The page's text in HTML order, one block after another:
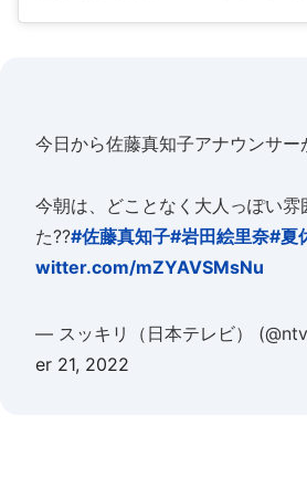
今日から佐藤真知子アナウンサー
今朝は、どことなく大人っぽい雰
た??#佐藤真知子#岩田絵里奈#夏
witter.com/mZYAVSMsNu
— スッキリ（日本テレビ）
er 21, 2022